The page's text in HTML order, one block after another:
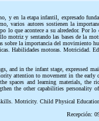
y en la etapa infantil, expresado
varios autores sostienen la
lo que acontece a su alrededor. Por
motriz y sentando las bases de la
sobre la importancia del movimiento
Habilidades motoras. Motricidad.
and in the infant stage, expressed
attention to movement in the
spaces and learning materials,
the other capabilities
Motricity. Child Physical
Recepción: